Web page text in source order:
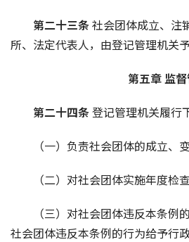
第二十三条 社会团体成立、注
所、法定代表人，由登记管理机关予
第五章 监
第二十四条 登记管理机关履行
（一）负责社会团体的成立、
（二）对社会团体实施年度检查
（三）对社会团体违反本条例
社会团体违反本条例的行为给予行政